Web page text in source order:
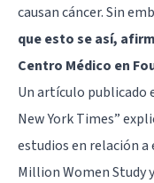
causan cáncer. Sin
que esto se así,
Centro Médico en
Un artículo publicado
New York Times”
estudios en relación
Million Women Study